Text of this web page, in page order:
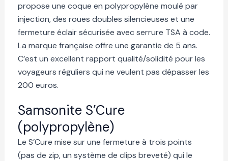
propose une coque en polypropylène moulé par
injection, des roues doubles silencieuses et une
fermeture éclair sécurisée avec serrure TSA à code.
La marque française offre une garantie de 5 ans.
C’est un excellent rapport qualité/solidité pour les
voyageurs réguliers qui ne veulent pas dépasser les
200 euros.
Samsonite S’Cure
(polypropylène)
Le S’Cure mise sur une fermeture à trois points
(pas de zip, un système de clips breveté) qui le